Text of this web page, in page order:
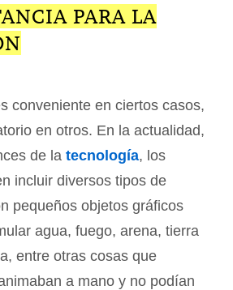
PARA LA
conveniente en ciertos casos,
en otros. En la actualidad,
de la tecnología, los
incluir diversos tipos de
pequeños objetos gráficos
agua, fuego, arena, tierra
entre otras cosas que
a mano y no podían